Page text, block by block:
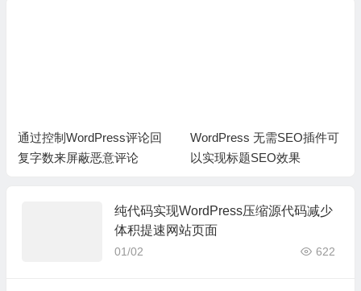
通过控制WordPress评论回
复字数来屏蔽恶意评论
WordPress 无需SEO插件可
以实现标题SEO效果
纯代码实现WordPress压缩源代码减少
体积提速网站页面
01/02 622